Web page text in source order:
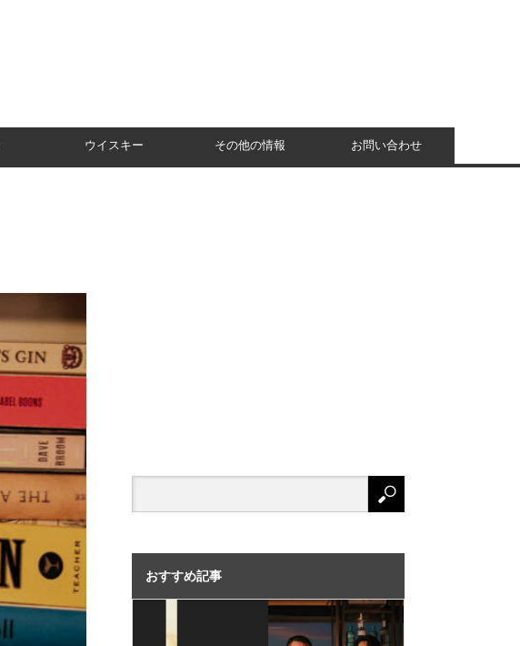
ウイスキー その他の情報 お問い合わせ
おすすめ記事